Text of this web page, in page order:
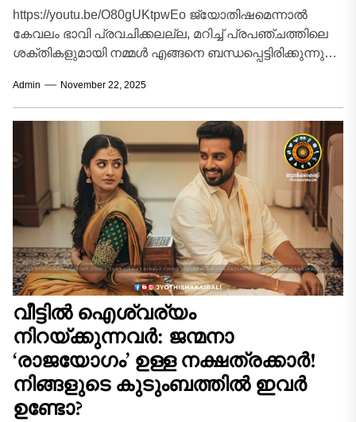
https://youtu.be/O80gUKtpwEo ജ്യോതിഷമെന്നാൽ
കേവലം ഭാവി പ്രവചിക്കലല്ല, മറിച്ച് പ്രപഞ്ചത്തിലെ
ശക്തികളുമായി നമ്മൾ എങ്ങനെ ബന്ധപ്പെട്ടിരിക്കുന്നു
ജീവിതഗതിയെയും സ്വാധീനിക്കുന്ന ആ പൗരാണിക
രഹസ്യങ്ങളിലേക്ക്...
Admin November 22, 2025
വീട്ടിൽ ഐശ്വര്യം
നിറയ്ക്കുന്നവർ: ജന്മനാ
‘രാജയോഗം’ ഉള്ള നക്ഷത്രക്കാർ!
നിങ്ങളുടെ കുടുംബത്തിൽ ഇവർ
ഉണ്ടോ?